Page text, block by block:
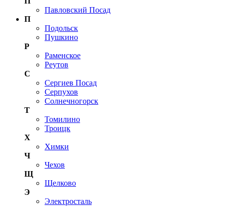
Павловский Посад
П
Подольск
Пушкино
Р
Раменское
Реутов
С
Сергиев Посад
Серпухов
Солнечногорск
Т
Томилино
Троицк
Х
Химки
Ч
Чехов
Щ
Щелково
Э
Электросталь